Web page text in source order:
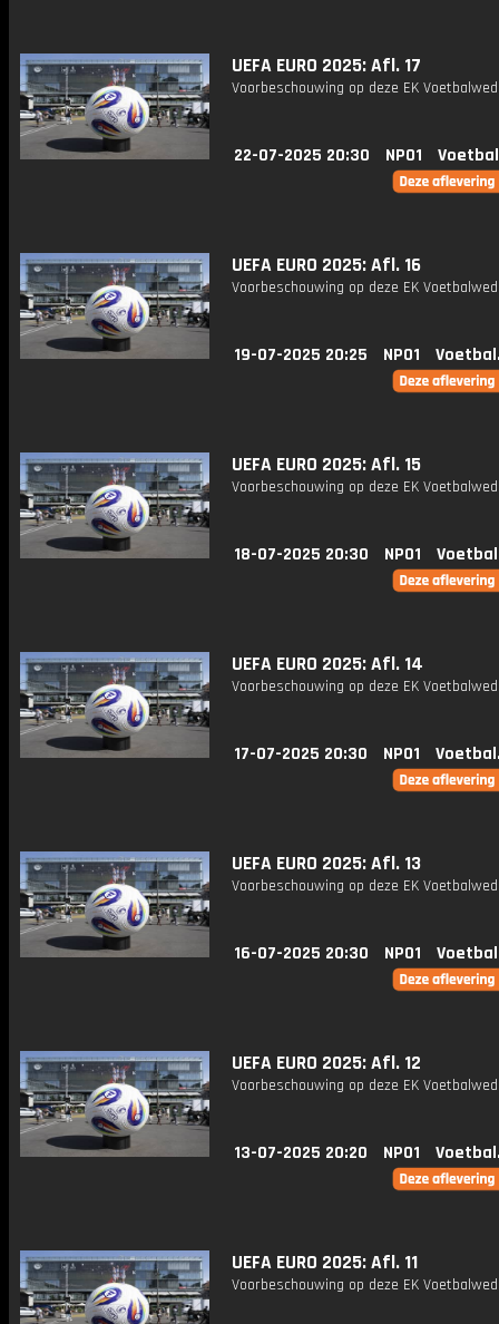
UEFA EURO 2025: Afl. 17
Voorbeschouwing op deze EK
22-07-2025 20:30 NPO1
UEFA EURO 2025: Afl. 16
Voorbeschouwing op deze EK
19-07-2025 20:25 NPO1
UEFA EURO 2025: Afl. 15
Voorbeschouwing op deze EK
18-07-2025 20:30 NPO1
UEFA EURO 2025: Afl. 14
Voorbeschouwing op deze EK
17-07-2025 20:30 NPO1
UEFA EURO 2025: Afl. 13
Voorbeschouwing op deze EK
16-07-2025 20:30 NPO1
UEFA EURO 2025: Afl. 12
Voorbeschouwing op deze EK
13-07-2025 20:20 NPO1
UEFA EURO 2025: Afl. 11
Voorbeschouwing op deze EK